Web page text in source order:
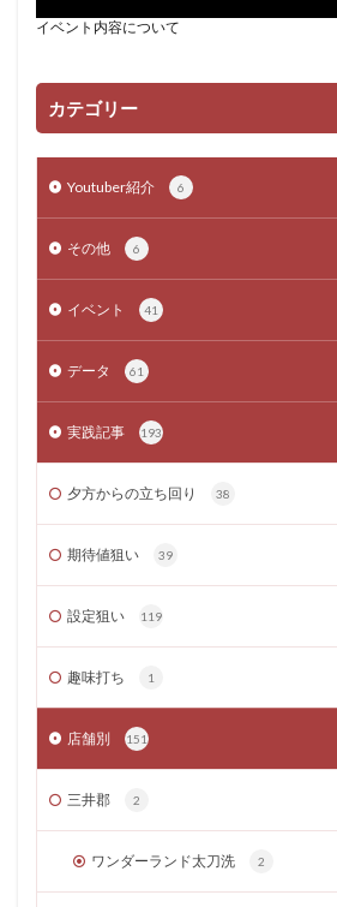
イベント内容について
カテゴリー
Youtuber紹介 6
その他 6
イベント 41
データ 61
実践記事 193
夕方からの立ち回り 38
期待値狙い 39
設定狙い 119
趣味打ち 1
店舗別 151
三井郡 2
ワンダーランド太刀洗 2